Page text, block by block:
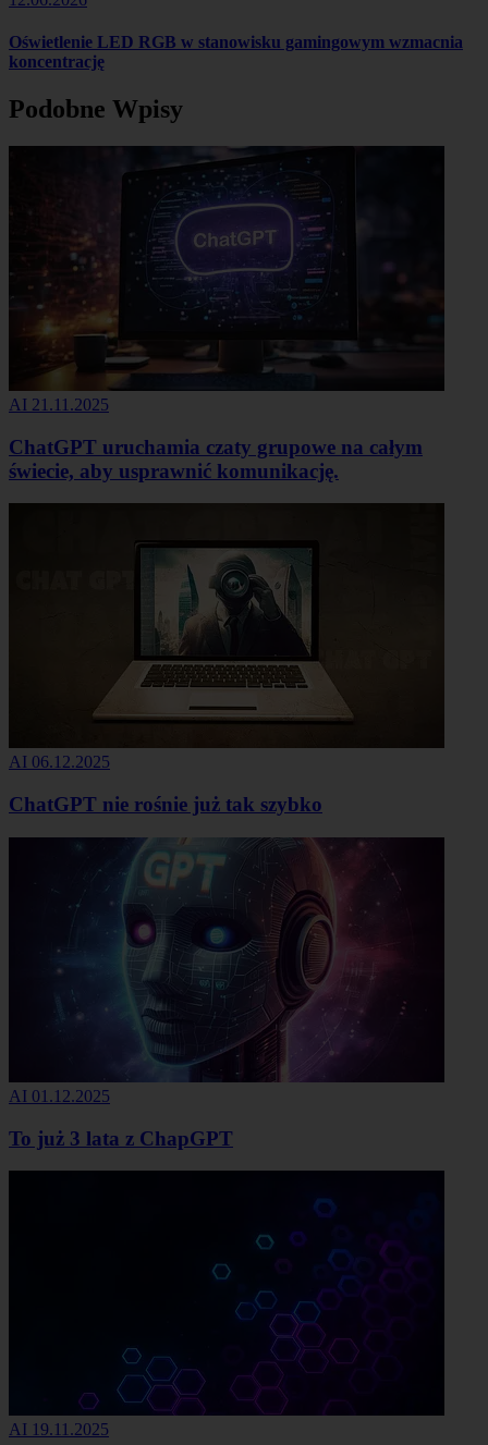
Oświetlenie LED RGB w stanowisku gamingowym wzmacnia
koncentrację
Podobne Wpisy
AI 21.11.2025
ChatGPT uruchamia czaty grupowe na całym
świecie, aby usprawnić komunikację.
AI 06.12.2025
ChatGPT nie rośnie już tak szybko
AI 01.12.2025
To już 3 lata z ChapGPT
AI 19.11.2025